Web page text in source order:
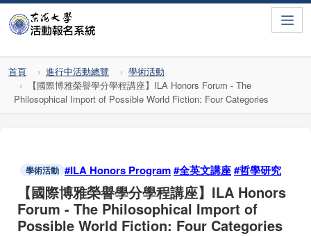
首頁 進行中活動總覽
學術活動
【國際博雅榮譽學分學程講座】ILA Honors Forum - The
Philosophical Import of Possible World Fiction: Four Categories
學術活動 #ILA Honors Program#全英文講座#哲學研究
【國際博雅榮譽學分學程講座】ILA Honors
Forum - The Philosophical Import of
Possible World Fiction: Four Categories